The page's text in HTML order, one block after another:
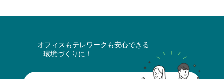
オフィスもテレワークも安心できる
IT環境づくりに！